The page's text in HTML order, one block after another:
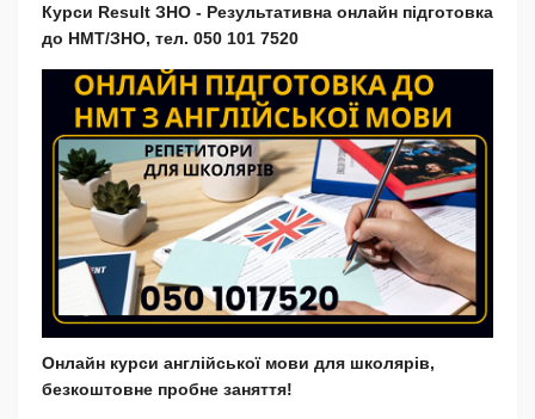
Курси Result ЗНО - Результативна онлайн підготовка
до НМТ/ЗНО, тел. 050 101 7520
Онлайн курси англійської мови для школярів,
безкоштовне пробне заняття!